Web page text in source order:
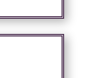
rapport de